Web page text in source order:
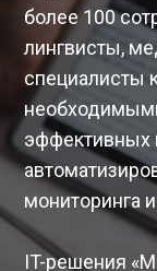
более 100
лингвисты,
специалисты
эффективных
мониторинга
IT-решения